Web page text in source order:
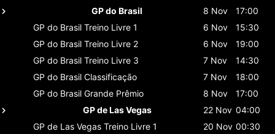
GP do Brasil
8 Nov
17:00
GP do Brasil Treino Livre 1 6 Nov
15:30
GP do Brasil Treino Livre 2 6 Nov
19:00
GP do Brasil Treino Livre 3 7 Nov
14:30
GP do Brasil Classificaçāo 7 Nov
18:00
GP do Brasil Grande Prêmio 8 Nov
17:00
GP de Las Vegas
22 Nov 04:00
GP de Las Vegas Treino Livre 1 20 Nov 00:30